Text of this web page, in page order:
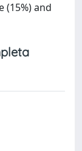
(15%) and